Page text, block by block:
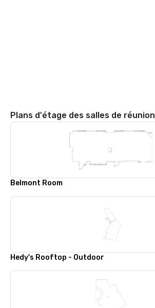
Plans d'étage des salles de réunion
Belmont Room
Hedy's Rooftop - Outdoor